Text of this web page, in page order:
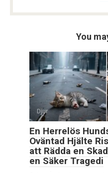
You
Djur
En Herrelös
Oväntad Hjälte
att Rädda en
en Säker Tragedi